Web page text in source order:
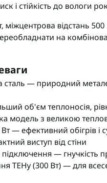
і стійкість до вологи
міжцентрова відстань
на
— природний
об'єм теплоносія,
модель з великою
— ефективний обігрів і
виступ від стіни
— гнучкість
ТЕНу (300 Вт) — для